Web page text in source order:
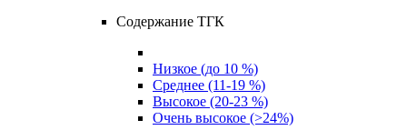
Содержание ТГК
Низкое (до 10 %)
Среднее (11-19 %)
Высокое (20-23 %)
Очень высокое (>24%)